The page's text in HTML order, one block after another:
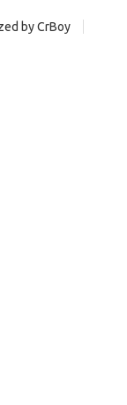
by CrBoy